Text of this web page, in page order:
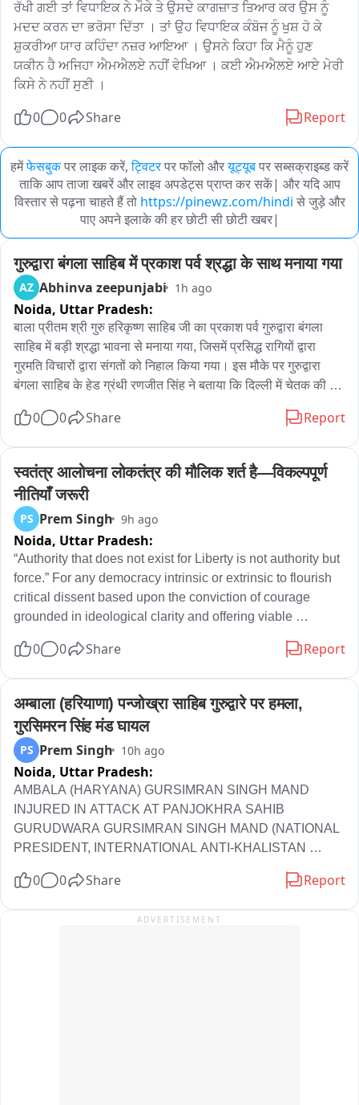
ਰੱਖੀ ਗਈ ਤਾਂ ਵਿਧਾਇਕ ਨੇ ਮੌਕੇ ਤੇ ਉਸਦੇ ਕਾਗਜ਼ਾਤ ਤਿਆਰ ਕਰ ਉਸ ਨੂੰ
ਮਦਦ ਕਰਨ ਦਾ ਭਰੋਸਾ ਦਿੱਤਾ । ਤਾਂ ਉਹ ਵਿਧਾਇਕ ਕੰਬੋਜ ਨੂੰ ਖੁਸ਼ ਹੋ ਕੇ
ਸ਼ੁਕਰੀਆ ਯਾਰ ਕਹਿੰਦਾ ਨਜ਼ਰ ਆਇਆ । ਉਸਨੇ ਕਿਹਾ ਕਿ ਮੈਨੂੰ ਹੁਣ
ਯਕੀਨ ਹੈ ਅਜਿਹਾ ਐਮਐਲਏ ਨਹੀਂ ਵੇਖਿਆ । ਕਈ ਐਮਐਲਏ ਆਏ ਮੇਰੀ
ਕਿਸੇ ਨੇ ਨਹੀਂ ਸੁਣੀ ।
0 0 Share Report
हमेंफेसबुकपर लाइक करें, ट्विटरपर फॉलो औरयूट्यूबपर सब्सक्राइब्ड करें
ताकि आप ताजा खबरें और लाइव अपडेट्स प्राप्त कर सकें| और यदि आप
विस्तार से पढ़ना चाहते हैं तो https://pinewz.com/hindi से जुड़े और
पाए अपने इलाके की हर छोटी सी छोटी खबर|
गुरुद्वारा बंगला साहिब में प्रकाश पर्व श्रद्धा के साथ मनाया गया
AZ Abhinva zeepunjabi 1h ago
Noida, Uttar Pradesh:
बाला प्रीतम श्री गुरु हरिकृष्ण साहिब जी का प्रकाश पर्व गुरुद्वारा बंगला
साहिब में बड़ी श्रद्धा भावना से मनाया गया, जिसमें प्रसिद्ध रागियों द्वारा
गुरमति विचारों द्वारा संगतों को निहाल किया गया। इस मौके पर गुरुद्वारा
बंगला साहिब के हेड ग्रंथी रणजीत सिंह ने बताया कि दिल्ली में चेतक की
जिसके बाद आज भी लोगों का विश्वास है कि लोग गुरुद्वारा बंगला साहिब से
0 0 Share Report
स्वतंत्र आलोचना लोकतंत्र की मौलिक शर्त है—विकल्पपूर्ण
नीतियाँ जरूरी
PS Prem Singh 9h ago
Noida, Uttar Pradesh:
“Authority that does not exist for Liberty is not authority but
force.” For any democracy intrinsic or extrinsic to flourish
critical dissent based upon the conviction of courage
grounded in ideological clarity and offering viable
wither that don’t celebrate the power to dissent. That is the
0 0 Share Report
अम्बाला (हरियाणा) पन्जोख्रा साहिब गुरुद्वारे पर हमला,
गुरसिमरन सिंह मंड घायल
PS Prem Singh 10h ago
Noida, Uttar Pradesh:
AMBALA (HARYANA) GURSIMRAN SINGH MAND
INJURED IN ATTACK AT PANJOKHRA SAHIB
GURUDWARA GURSIMRAN SINGH MAND (NATIONAL
PRESIDENT, INTERNATIONAL ANTI-KHALISTAN
0 0 Share Report
ADVERTISEMENT